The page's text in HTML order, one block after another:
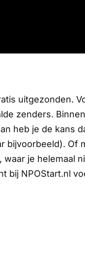
uitgezonden.
zenders.
heb je de kans
bijvoorbeeld). Of
je helemaal
bij NPOStart.nl